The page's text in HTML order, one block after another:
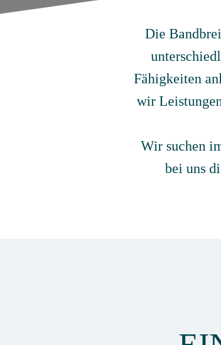
Die
Fähigkeiten
wir
Wir suchen
bei uns